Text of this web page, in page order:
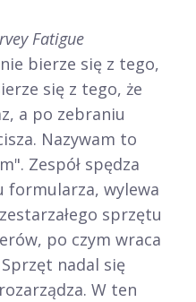
Fatigue
bierze się z tego,
się z tego, że
a po zebraniu
Nazywam to
Zespół spędza
formularza, wylewa
sprzętu
po czym wraca
nadal się
W ten